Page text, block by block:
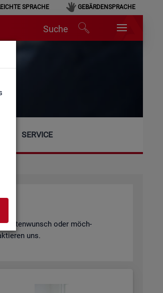
SPRACHE GEBÄRDENSPRACHE
Suche
SERVICE
Da­ten­wunsch oder möch­
uns.